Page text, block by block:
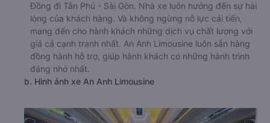
Đồng đi Tân Phú - Sài Gòn. Nhà xe luôn hướng đến sự hài
lòng của khách hàng. Và không ngừng nỗ lực cải tiến,
mang đến cho hành khách những dịch vụ chất lượng với
giá cả cạnh tranh nhất. An Anh Limousine luôn sẵn hàng
đồng hành hỗ trợ, giúp hành khách có những hành trình
đáng nhớ nhất.
b. Hình ảnh xe An Anh Limousine